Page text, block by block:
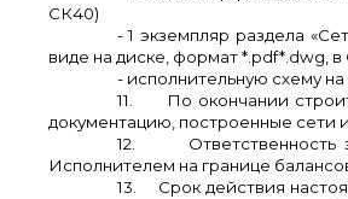
СК40)
- 1 экземпляр раздела
виде на диске, формат *. pdf*. dwg ,
- исполнительную схему
11.
По окончании
документацию, построенные сети
12.
Исполнителем на границе
13.
Срок действия